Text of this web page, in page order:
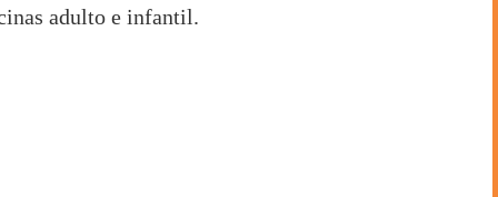
adulto e infantil.